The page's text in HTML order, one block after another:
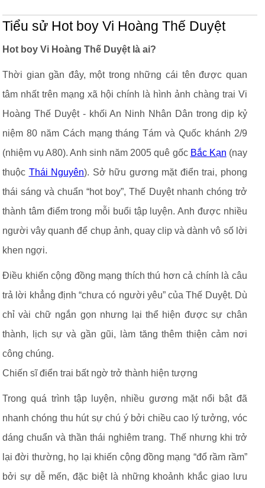
Tiểu sử Hot boy Vi Hoàng Thế Duyệt
Hot boy Vi Hoàng Thế Duyệt là ai?
Thời gian gần đây, một trong những cái tên được quan
tâm nhất trên mạng xã hội chính là hình ảnh chàng trai Vi
Hoàng Thế Duyệt - khối An Ninh Nhân Dân trong dịp kỷ
niệm 80 năm Cách mạng tháng Tám và Quốc khánh 2/9
(nhiệm vụ A80). Anh sinh năm 2005 quê gốc Bắc Kạn (nay
thuộc Thái Nguyên). Sở hữu gương mặt điển trai, phong
thái sáng và chuẩn “hot boy”, Thế Duyệt nhanh chóng trở
thành tâm điểm trong mỗi buổi tập luyện. Anh được nhiều
người vây quanh để chụp ảnh, quay clip và dành vô số lời
khen ngợi.
Điều khiến cộng đồng mạng thích thú hơn cả chính là câu
trả lời khẳng định “chưa có người yêu” của Thế Duyệt. Dù
chỉ vài chữ ngắn gọn nhưng lại thể hiện được sự chân
thành, lịch sự và gần gũi, làm tăng thêm thiện cảm nơi
công chúng.
Chiến sĩ điển trai bất ngờ trở thành hiện tượng
Trong quá trình tập luyện, nhiều gương mặt nổi bật đã
nhanh chóng thu hút sự chú ý bởi chiều cao lý tưởng, vóc
dáng chuẩn và thần thái nghiêm trang. Thế nhưng khi trở
lại đời thường, họ lại khiến cộng đồng mạng “đổ rầm rầm”
bởi sự dễ mến, đặc biệt là những khoảnh khắc giao lưu